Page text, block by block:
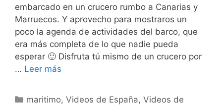
embarcado en un crucero rumbo a Canarias y
Marruecos. Y aprovecho para mostraros un
poco la agenda de actividades del barco, que
era más completa de lo que nadie pueda
esperar 🙂 Disfruta tú mismo de un crucero por
… Leer más
Categorías
maritimo,Videos de España,Videos de